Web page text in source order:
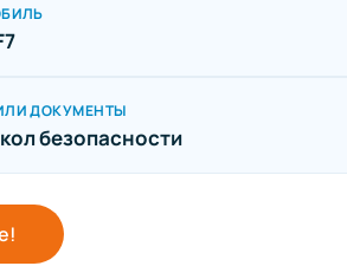
ДОКУМЕНТЫ
безопасности